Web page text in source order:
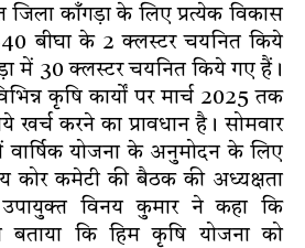
काँगड़ा के लिए प्रत्येक विकास
बीघा के 2 क्लस्टर चयनित किये
में 30 क्लस्टर चयनित किये गए हैं।
कृषि कार्यों पर मार्च 2025 तक
करने का प्रावधान है। सोमवार
वार्षिक योजना के अनुमोदन के लिए
कोर कमेटी की बैठक की अध्यक्षता
विनय कुमार ने कहा कि
बताया कि हिम कृषि योजना को